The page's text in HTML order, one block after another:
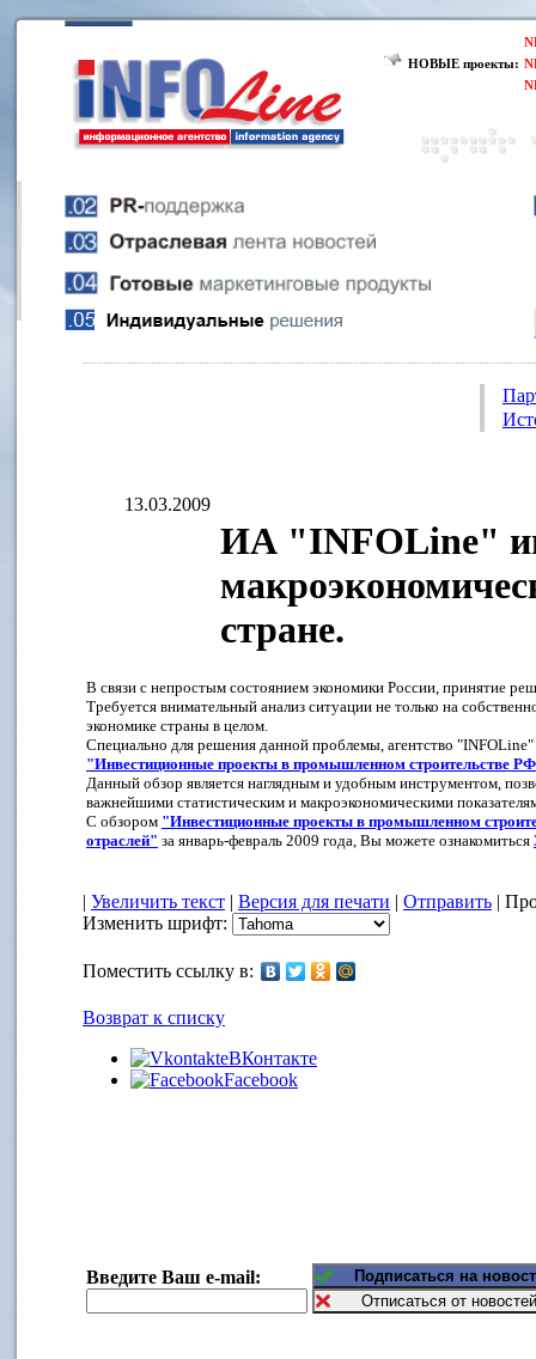
НОВЫЕ проекты:
13.03.2009
ИА "INFOLine"
стране.
В связи с непростым состоянием экономики России, принятие
Требуется внимательный анализ ситуации не только на
экономике страны в целом.
Специально для решения данной проблемы, агентство "INFOLine"
"Инвестиционные проекты в промышленном строительстве
Данный обзор является наглядным и удобным инструментом,
важнейшими статистическим и макроэкономическими
C обзором "Инвестиционные проекты в промышленном
отраслей" за январь-февраль 2009 года, Вы можете ознакомиться
| Увеличить текст | Версия для печати | Отправить |
Изменить шрифт:
Поместить ссылку в:
Возврат к списку
ВКонтакте
Facebook
Введите Ваш e-mail: